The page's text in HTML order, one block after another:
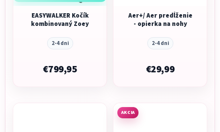
EASYWALKER Kočík
kombinovaný Zoey
2-4 dni
€799,95
Aer+/ Aer predĺženie
- opierka na nohy
2-4 dni
€29,99
AKCIA